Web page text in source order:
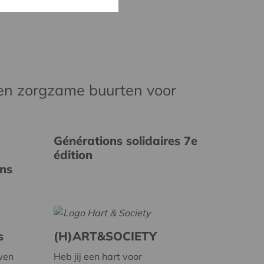
zorgzame buurten voor
Générations solidaires 7e
édition
(H)ART&SOCIETY
Heb jij een hart voor